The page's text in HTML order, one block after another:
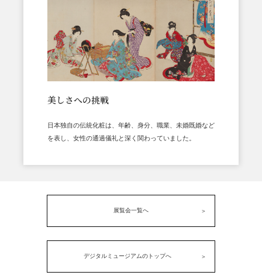
美しさへの挑戦
日本独自の伝統化粧は、年齢、身分、職業、未婚既婚など
を表し、女性の通過儀礼と深く関わっていました。
展覧会一覧へ
デジタルミュージアムのトップへ